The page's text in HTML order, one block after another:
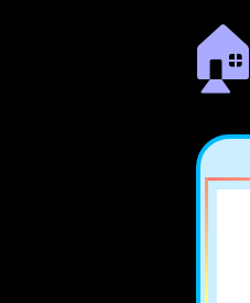
🏠